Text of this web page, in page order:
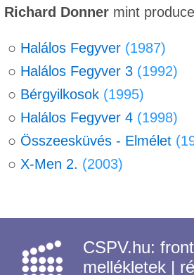
Richard Donnermint
○ Halálos Fegyver (1987)
○ Halálos Fegyver 3 (1992)
○ Bérgyilkosok (1995)
○ Halálos Fegyver 4 (1998)
○ Összeesküvés - Elmélet
○ X-Men 2. (2003)
CSPV.hu:
mellékletek |